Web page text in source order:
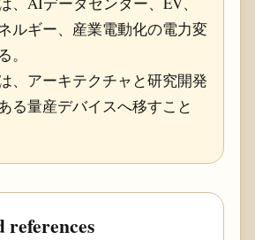
ルギー、産業電動化の電力変
。
、アーキテクチャと研究開発
る量産デバイスへ移すこと
references